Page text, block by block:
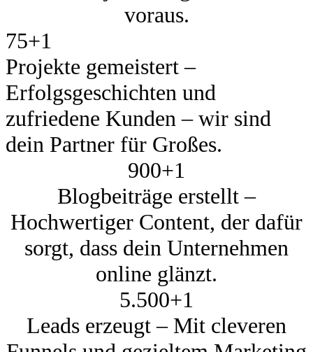
voraus.
75+1
Projekte gemeistert –
Erfolgsgeschichten und
zufriedene Kunden – wir sind
dein Partner für Großes.
900+1
Blogbeiträge erstellt –
Hochwertiger Content, der dafür
sorgt, dass dein Unternehmen
online glänzt.
5.500+1
Leads erzeugt – Mit cleveren